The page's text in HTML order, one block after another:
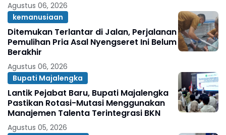
Agustus 06, 2026
kemanusiaan
Ditemukan Terlantar di Jalan, Perjalanan
Pemulihan Pria Asal Nyengseret Ini Belum
Berakhir
Agustus 06, 2026
Bupati Majalengka
Lantik Pejabat Baru, Bupati Majalengka
Pastikan Rotasi-Mutasi Menggunakan
Manajemen Talenta Terintegrasi BKN
Agustus 05, 2026